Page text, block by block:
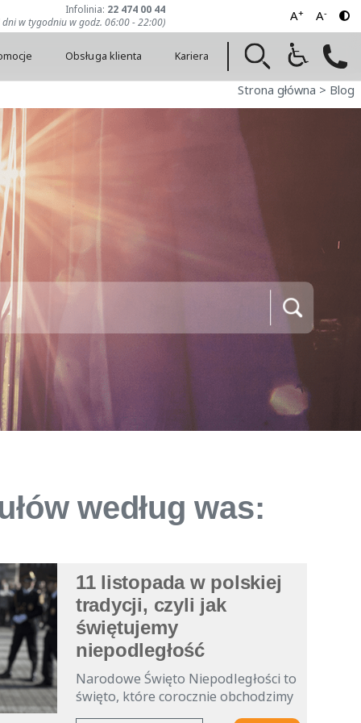
Infolinia: 22 474 00 44
dni w tygodniu w godz. 06:00 - 22:00) A+ A-
Obsługa klienta Kariera
Strona główna > Blog
według was:
11 listopada w polskiej
tradycji, czyli jak
świętujemy
niepodległość
Narodowe Święto Niepodległości to
święto, które corocznie obchodzimy
w dniu 11 listopada dla